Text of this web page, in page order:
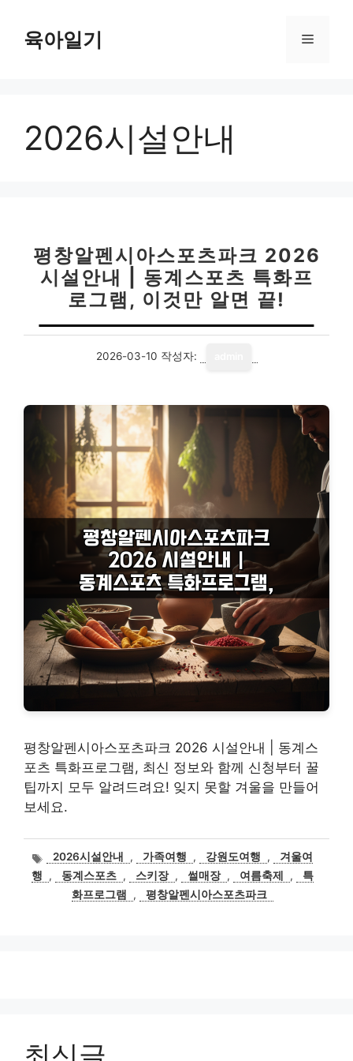
육아일기 메
2026시설안내
평창알펜시아스포츠파크 2026
시설안내 | 동계스포츠 특화프
로그램, 이것만 알면 끝!
2026-03-10 작성자:
평창알펜시아스포츠파크 2026 시설안내 | 동계스
포츠 특화프로그램, 최신 정보와 함께 신청부터 꿀
팁까지 모두 알려드려요! 잊지 못할 겨울을 만들어
보세요.
태2026시설안내 , 가족여행 , 강원도여행 ,
겨울여
행
, 동계스포츠 , 스키장 , 썰매장 , 여름축제 ,
특
화프로그램
, 평창알펜시아스포츠파크